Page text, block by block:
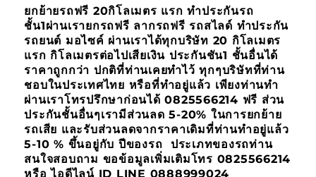
ยกย้ายรถฟรี 20กิโลเมตร แรก ทำประกันรถ
ชั้น1ผ่านเรายกรถฟรี ลากรถฟรี รถสไลด์ ทำประกัน
รถยนต์ มอไซค์ ผ่านเราได้ทุกบริษัท 20 กิโลเมตร
แรก กิโลเมตรต่อไปเสียเงิน ประกันชัน1 ชั้นอื่นได้
ราคาถูกกว่า ปกติที่ท่านเคยทำไว้ ทุกๆบริษัทที่ท่าน
ชอบในประเทศไทย หรือที่ทำอยู่แล้ว เพียงท่านทำ
ผ่านเราโทรปรึกษาก่อนได้ 0825566214 ฟรี ส่วน
ประกันชั้นอื่นๆเรามีส่วนลด 5-20% ในการยกย้าย
รถเสีย และรับส่วนลดจากราคาเดิมที่ท่านทำอยู่แล้ว
5-10 % ขึ้นอยู่กับ ปีของรถ ประเภทของรถท่าน
สนใจสอบถาม ขอข้อมูลเพิ่มเติมโทร 0825566214
หรือ ไอดีไลน์ ID LINE 0888999024